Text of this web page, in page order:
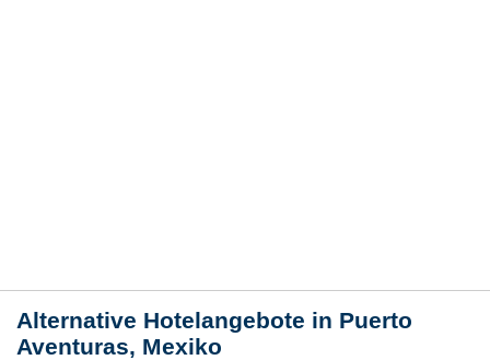
Alternative Hotelangebote in Puerto
Aventuras, Mexiko